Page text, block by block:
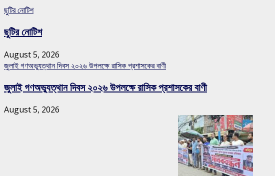
ছুটির নোটিশ
ছুটির নোটিশ
August 5, 2026
জুলাই গণঅভ্যুত্থান দিবস ২০২৬ উপলক্ষে রাসিক প্রশাসকের বাণী
জুলাই গণঅভ্যুত্থান দিবস ২০২৬ উপলক্ষে রাসিক প্রশাসকের বাণী
August 5, 2026